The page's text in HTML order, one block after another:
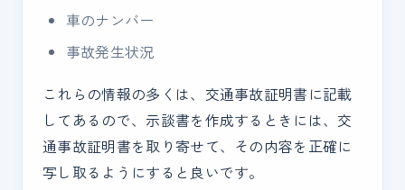
車のナンバー
事故発生状況
これらの情報の多くは、交通事故証明書に記載
してあるので、示談書を作成するときには、交
通事故証明書を取り寄せて、その内容を正確に
写し取るようにすると良いです。